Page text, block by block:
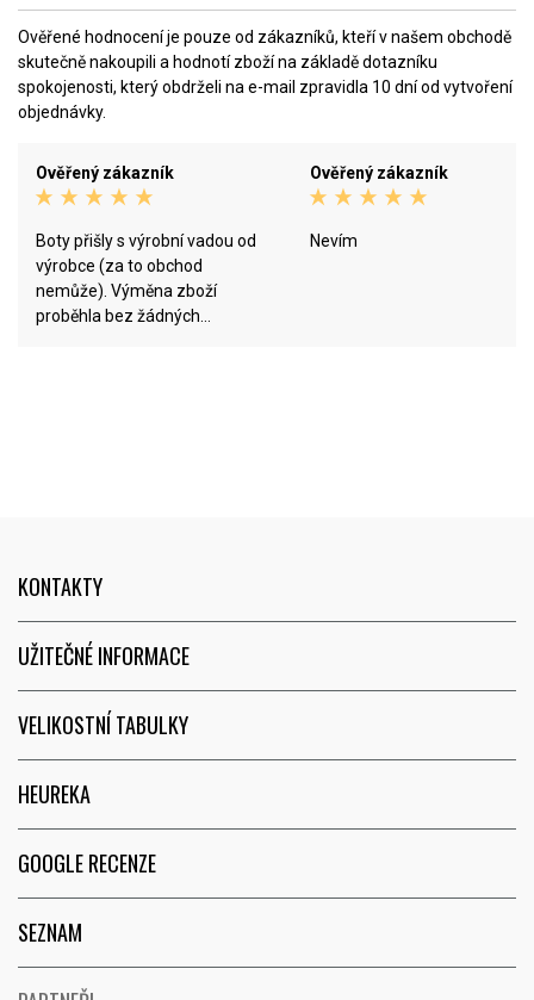
Ověřené hodnocení je pouze od zákazníků, kteří v našem obchodě
skutečně nakoupili a hodnotí zboží na základě dotazníku
spokojenosti, který obdrželi na e-mail zpravidla 10 dní od vytvoření
objednávky.
Ověřený zákazník
Boty přišly s výrobní vadou od
výrobce (za to obchod
nemůže). Výměna zboží
proběhla bez žádných
Ověřený zákazník
Nevím
KONTAKTY
UŽITEČNÉ INFORMACE
VELIKOSTNÍ TABULKY
HEUREKA
GOOGLE RECENZE
SEZNAM